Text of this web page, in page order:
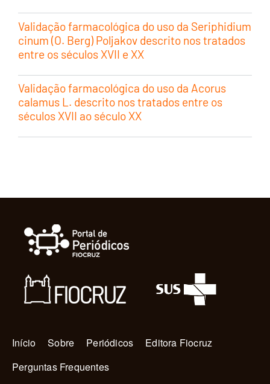
Validação farmacológica do uso da Seriphidium
cinum (O. Berg) Poljakov descrito nos tratados
entre os séculos XVII e XX
Validação farmacológica do uso da Acorus
calamus L. descrito nos tratados entre os
séculos XVII ao século XX
Navegação principal
Início Sobre Periódicos
Editora Fiocruz
Perguntas Frequentes